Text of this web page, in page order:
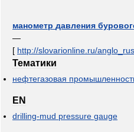
манометр давления
—
[ http://slovarionline ru/anglo
Тематики
нефтегазовая
EN
drilling-mud pressure gauge